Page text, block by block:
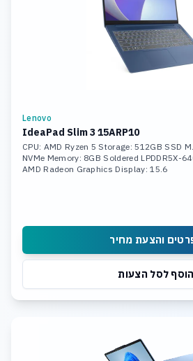
Lenovo
IdeaPad Slim 3 15ARP10
CPU: AMD Ryzen 5 Storage: 512GB SSD
NVMe Memory: 8GB Soldered LPDDR5X-
AMD Radeon Graphics Display: 15.6
והצעת מחיר
הוסף לסל הצעות